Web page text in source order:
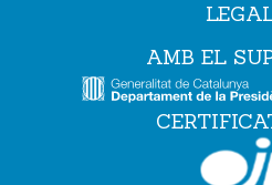
AMB EL